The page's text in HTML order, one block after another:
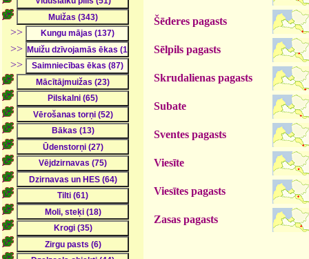
>>
>>
>>
Šēderes pagasts
Sēlpils pagasts
Skrudalienas pagasts
Subate
Sventes pagasts
Viesīte
Viesītes pagasts
Zasas pagasts